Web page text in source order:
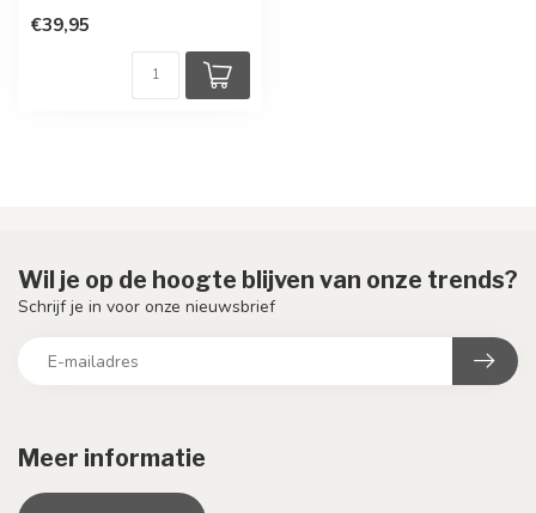
€39,95
Meer informatie
Wil je op de hoogte blijven van onze trends?
Schrijf je in voor onze nieuwsbrief